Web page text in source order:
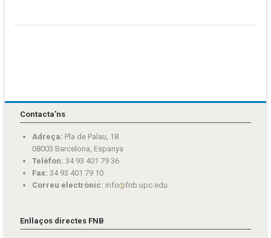
Contacta'ns
Adreça: Pla de Palau, 18
08003 Barcelona, Espanya
Telèfon: 34 93 401 79 36
Fax: 34 93 401 79 10
Correu electrònic: info fnb.upc.edu
Enllaços directes FNB